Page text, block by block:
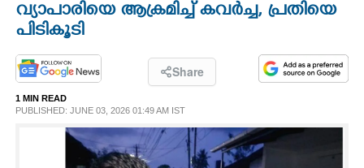
LIFESTYLE
വ്യാപാരിയെ ആക്രമിച്ച് കവർച്ച,​ പ്രതിയെ
പിടികൂടി
Share
1 MIN READ
PUBLISHED: JUNE 03, 2026 01:49 AM IST